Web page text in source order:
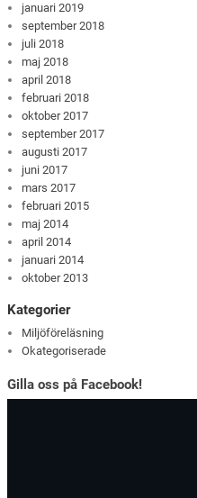
januari 2019
september 2018
juli 2018
maj 2018
april 2018
februari 2018
oktober 2017
september 2017
augusti 2017
juni 2017
mars 2017
februari 2015
maj 2014
april 2014
januari 2014
oktober 2013
Kategorier
Miljöföreläsning
Okategoriserade
Gilla oss på Facebook!